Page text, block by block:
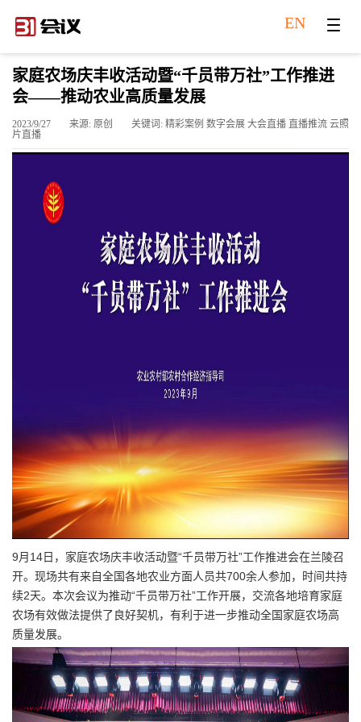
EN
家庭农场庆丰收活动暨“千员带万社”工作推进
会——推动农业高质量发展
2023/9/27 来源: 原创
关键词: 精彩案例 数字会展 大会直播 直播推流 云照
片直播
9月14日，家庭农场庆丰收活动暨“千员带万社”工作推进会在兰陵召
开。现场共有来自全国各地农业方面人员共700余人参加，时间共持
续2天。本次会议为推动“千员带万社”工作开展，交流各地培育家庭
农场有效做法提供了良好契机，有利于进一步推动全国家庭农场高
质量发展。